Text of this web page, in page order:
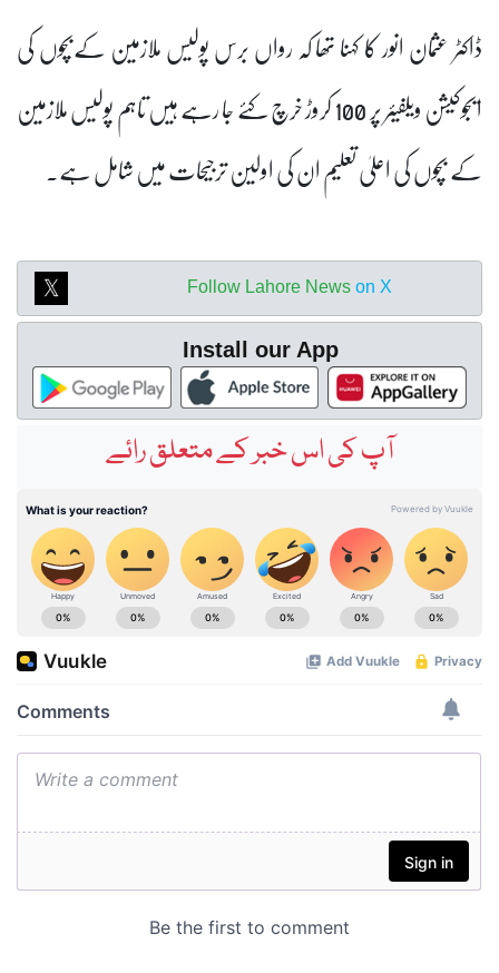
ڈاکٹر عثمان انور کا کہنا تھا کہ رواں برس پولیس ملازمین کےبچوں کی
ایجوکیشن ویلفیئر پر 100 کروڑ خرچ کئے جا رہے ہیں تاہم پولیس ملازمین
کے بچوں کی اعلیٰ تعلیم ان کی اولین ترجیحات میں شامل ہے۔
Follow Lahore News on X
Install our App
آپ کی اس خبر کے متعلق رائے